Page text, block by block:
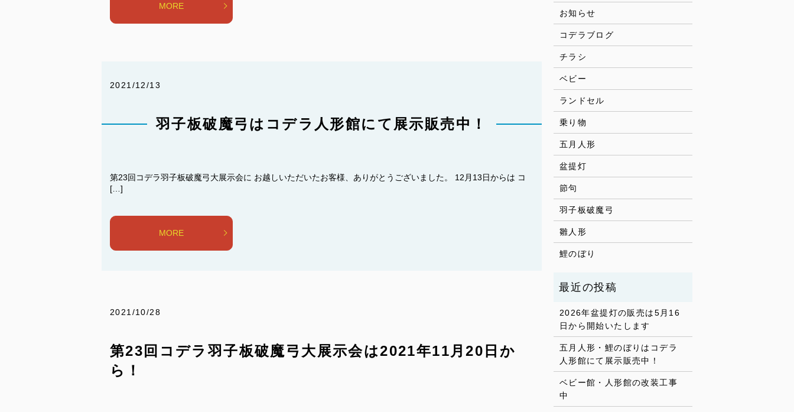
MORE
2021/12/13
羽子板破魔弓はコデラ人形館にて展示販売中！
第23回コデラ羽子板破魔弓大展示会に お越しいただいたお客様、ありがとうございました。 12月13日からは コ
[…]
MORE
2021/10/28
第23回コデラ羽子板破魔弓大展示会は2021年11月20日か
ら！
お知らせ
コデラブログ
チラシ
ベビー
ランドセル
乗り物
五月人形
盆提灯
節句
羽子板破魔弓
雛人形
鯉のぼり
2026年盆提灯の販売は5月16
日から開始いたします
五月人形・鯉のぼりはコデラ
人形館にて展示販売中！
ベビー館・人形館の改装工事
中